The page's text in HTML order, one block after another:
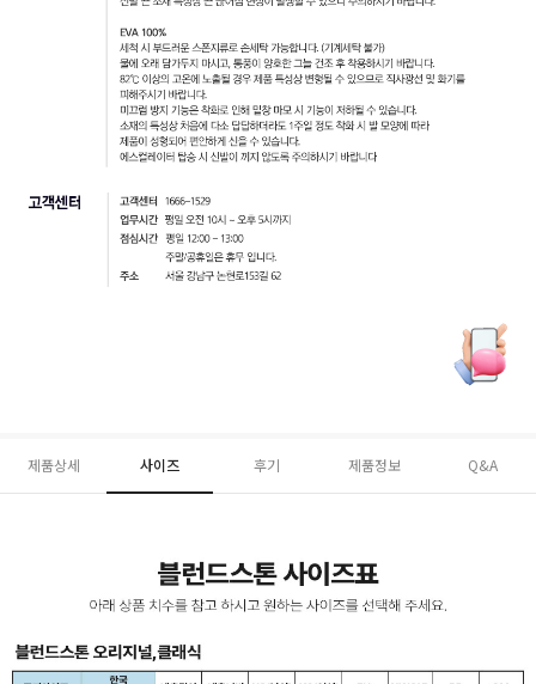
제품상세 사이즈 후기 제품정보 Q&A